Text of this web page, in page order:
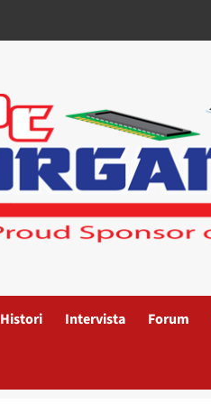
Histori Intervista Forum